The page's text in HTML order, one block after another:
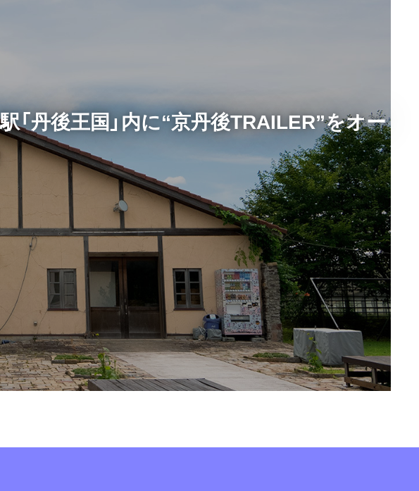
丹後王国」内に“京丹後TRAILER”をオー